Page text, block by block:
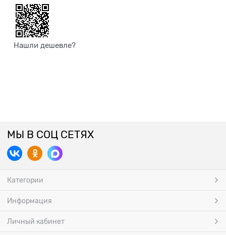
Нашли дешевле?
МЫ В СОЦ СЕТЯХ
Категории
Информация
Личный кабинет